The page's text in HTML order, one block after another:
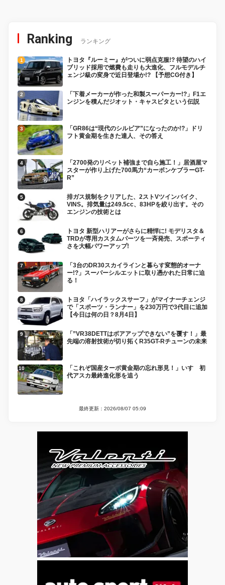
Ranking ランキング
トヨタ『ルーミー』がついに弱点克服!? 待望のハイ
ブリッド採用で燃費も走りも大進化、フルモデルチ
ェンジ級の変身で近日登場か!? 【予想CG付き】
「下着メーカーが作った和製スーパーカー!?」F1エ
ンジンを積んだジオット・キャスピタという伝説
「GR86は“現代のシルビア”になったのか!?」ドリ
フト黄金期を生きた達人、その答え
「2700発のリベット補強まで自ら施工！」居酒屋マ
スターが作り上げた700馬力“カーボンケブラーGT-
R”
排ガス規制をクリアした、2ストVツインバイク、
VINS。排気量は249.5cc、83HPを絞り出す。その
エンジンの技術とは
トヨタ 新型ハリアーがさらに精悍に! モデリスタ＆
TRDが専用カスタムパーツを一斉発売、スポーティ
さを大幅パワーアップ!
「3台のDR30スカイラインと暮らす変態的オーナ
ー!?」スーパーシルエットに取り憑かれた日常に迫
る！
トヨタ「ハイラックスサーフ」がマイナーチェンジ
で「スポーツ・ランナー」を230万円で3代目に追加
【今日は何の日？8月4日】
「”VR38DETTはボアアップできない”を覆す！」最
先端の溶射技術が切り拓くR35GT-Rチューンの未来
「これぞ国産ターボ黄金期の忘れ形見！」いすゞ初
代アスカ最終進化形を追う
最終更新：2026/08/07 05:09